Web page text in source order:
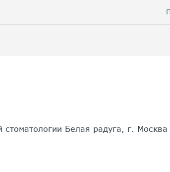
Белая радуга, г. Москва